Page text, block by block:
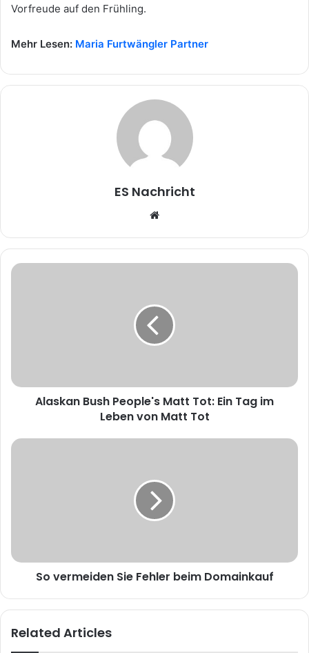
Vorfreude auf den Frühling.
Mehr Lesen: Maria Furtwängler Partner
ES Nachricht
b
s
Alaskan Bush People's Matt Tot: Ein Tag im
Leben von Matt Tot
So vermeiden Sie Fehler beim Domainkauf
Related Articles